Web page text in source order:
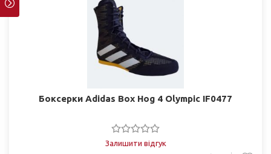
Боксерки Adidas Box Hog 4 Olympic IF0477
Залишити відгук